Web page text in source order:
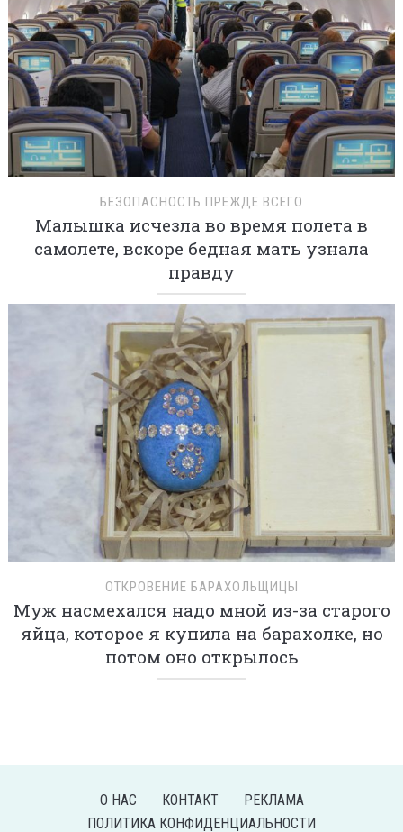
БЕЗОПАСНОСТЬ ПРЕЖДЕ ВСЕГО
Малышка исчезла во время полета в
самолете, вскоре бедная мать узнала
правду
ОТКРОВЕНИЕ БАРАХОЛЬЩИЦЫ
Муж насмехался надо мной из-за старого
яйца, которое я купила на барахолке, но
потом оно открылось
О НАС КОНТАКТ
РЕКЛАМА
ПОЛИТИКА КОНФИДЕНЦИАЛЬНОСТИ